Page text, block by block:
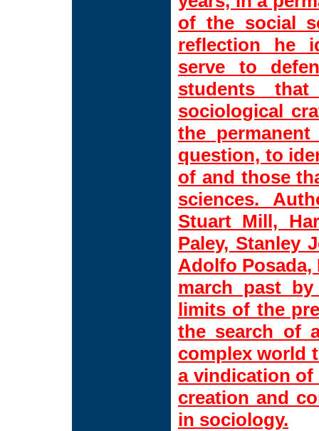
of the social
reflection he
serve to
students
sociological
the
question, to
of and those
sciences.
Stuart Mill,
Paley, Stanley
Adolfo Posada,
march past
limits of the
the search of
complex world
a vindication
creation and
in sociology.